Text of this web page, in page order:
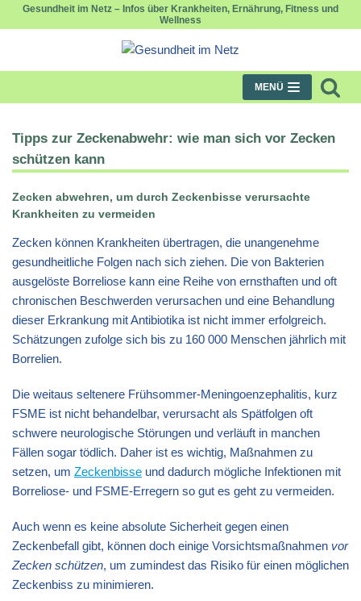
Gesundheit im Netz – Infos über Krankheiten, Ernährung, Fitness und
Wellness
MENÜ
Tipps zur Zeckenabwehr: wie man sich vor Zecken
schützen kann
Zecken abwehren, um durch Zeckenbisse verursachte
Krankheiten zu vermeiden
Zecken können Krankheiten übertragen, die unangenehme
gesundheitliche Folgen nach sich ziehen. Die von Bakterien
ausgelöste Borreliose kann eine Reihe von ernsthaften und oft
chronischen Beschwerden verursachen und eine Behandlung
dieser Erkrankung mit Antibiotika ist nicht immer erfolgreich.
Schätzungen zufolge sich bis zu 160 000 Menschen jährlich mit
Borrelien.
Die weitaus seltenere Frühsommer-Meningoenzephalitis, kurz
FSME ist nicht behandelbar, verursacht als Spätfolgen oft
schwere neurologische Störungen und verläuft in manchen
Fällen sogar tödlich. Daher ist es wichtig, Maßnahmen zu
setzen, um Zeckenbisse und dadurch mögliche Infektionen mit
Borreliose- und FSME-Erregern so gut es geht zu vermeiden.
Auch wenn es keine absolute Sicherheit gegen einen
Zeckenbefall gibt, können doch einige Vorsichtsmaßnahmen vor
Zecken schützen, um zumindest das Risiko für einen möglichen
Zeckenbiss zu minimieren.